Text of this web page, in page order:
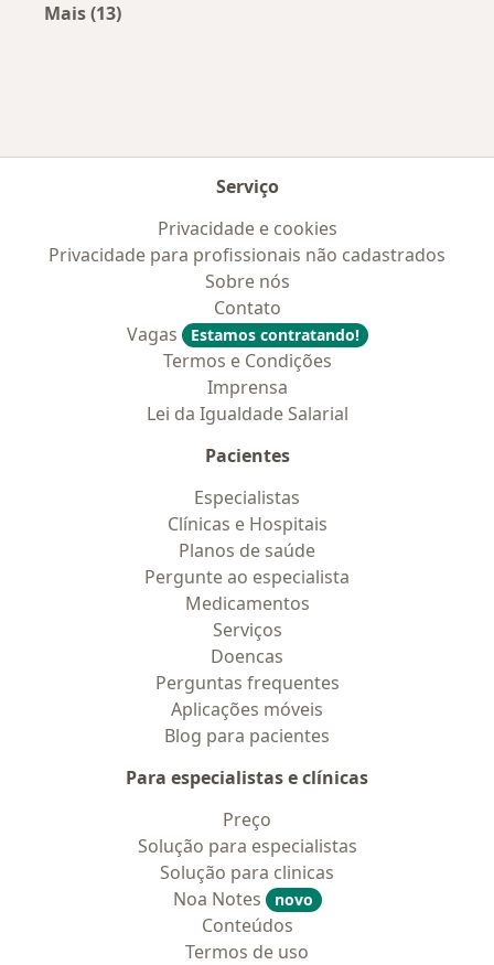
Mais (13)
Serviço
Privacidade e cookies
Privacidade para profissionais não cadastrados
Sobre nós
Contato
Vagas
Estamos contratando!
Termos e Condições
Imprensa
Lei da Igualdade Salarial
Pacientes
Especialistas
Clínicas e Hospitais
Planos de saúde
Pergunte ao especialista
Medicamentos
Serviços
Doencas
Perguntas frequentes
Aplicações móveis
Blog para pacientes
Para especialistas e clínicas
Preço
Solução para especialistas
Solução para clinicas
Noa Notes
novo
Conteúdos
Termos de uso